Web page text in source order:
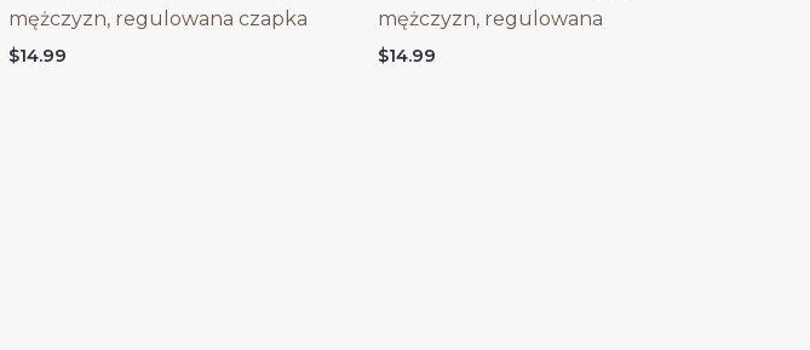
mężczyzn, regulowana czapka
$14.99
mężczyzn, regulowana
$14.99